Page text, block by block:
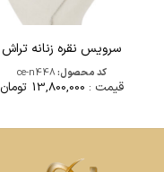
سرویس نقره زنانه تراش
کد محصول:ce-n448
قیمت : 13,800,000 تومان